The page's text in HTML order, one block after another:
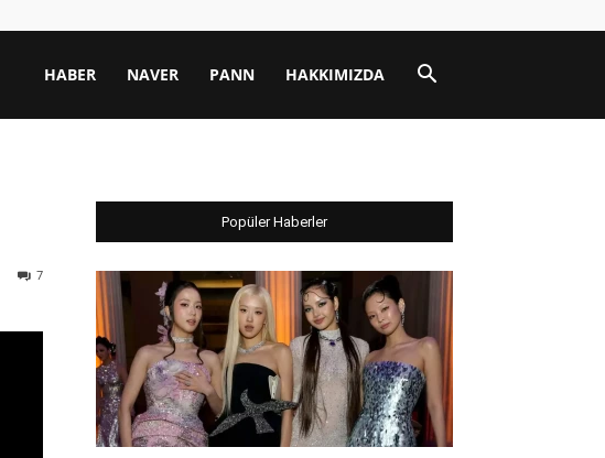
HABER NAVER PANN HAKKIMIZDA
7
Popüler Haberler